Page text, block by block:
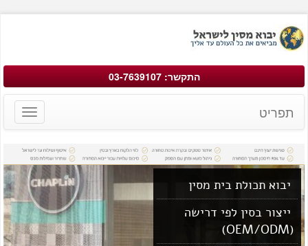
התקשר: 03-7639107
Toggle
תפריט
יבוא תכולת בית מסין
ייצור בסין לפי דרישה